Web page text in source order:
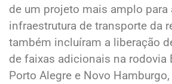
de um projeto mais amplo para
infraestrutura de transporte da
também incluíram a liberação
de faixas adicionais na rodovia
Porto Alegre e Novo